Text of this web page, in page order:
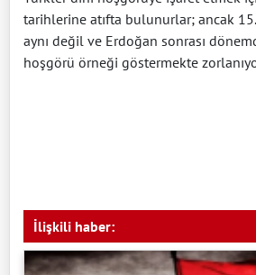
tarihlerine atıfta bulunurlar; ancak
aynı değil ve Erdoğan sonrası
hoşgörü örneği göstermekte
İlişkili haber: